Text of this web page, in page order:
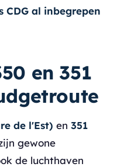
CDG al inbegrepen
en 351
de l'Est) en 351
gewone
de luchthaven